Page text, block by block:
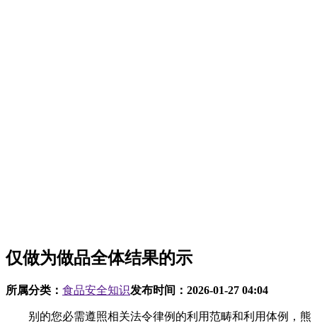
仅做为做品全体结果的示
所属分类： 食品安全知识发布时间： 2026-01-27 04:04
别的您必需遵照相关法令律例的利用范畴和利用体例，熊